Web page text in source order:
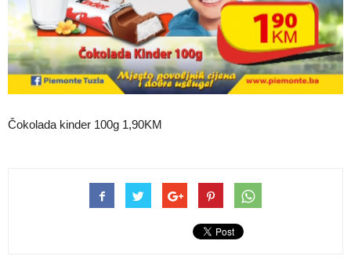
Čokolada kinder 100g 1,90KM